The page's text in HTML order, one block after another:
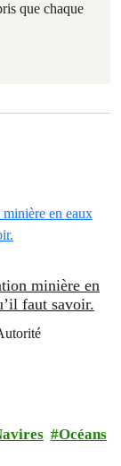
que chaque
minière en
faut savoir.
Océans